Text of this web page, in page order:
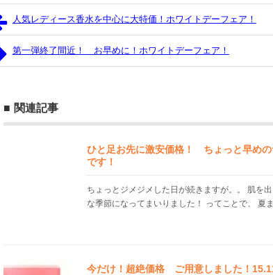
人気レディース香水を中心に大特価！ホワイトデーフェア！
第一弾終了間近！ お早めに！ホワイトデーフェア！
関連記事
ひと足お先に激安価格！ ちょっと早め
です！
ちょっとジメジメした日が続きますが。。 肌を
な季節になってまいりました！ ってことで、 夏
今だけ！超絶価格 ご用意しました！